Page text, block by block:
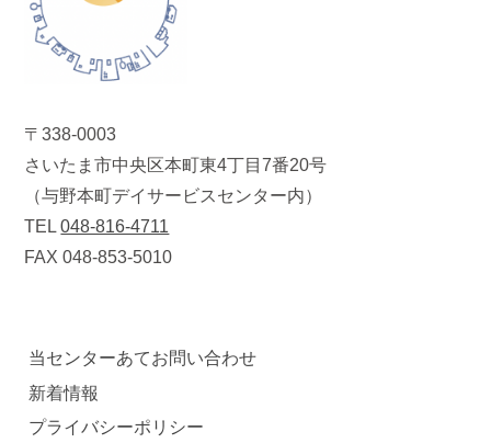
〒338-0003
さいたま市中央区本町東4丁目7番20号
（与野本町デイサービスセンター内）
TEL048-816-4711
FAX 048-853-5010
当センターあてお問い合わせ
新着情報
プライバシーポリシー